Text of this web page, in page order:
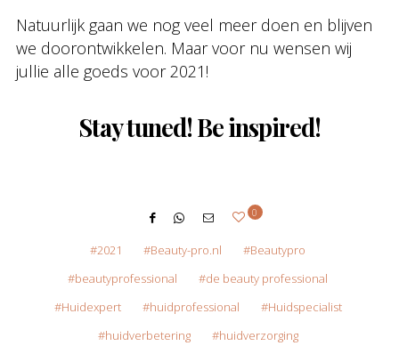
Natuurlijk gaan we nog veel meer doen en blijven
we doorontwikkelen. Maar voor nu wensen wij
jullie alle goeds voor 2021!
Stay tuned! Be inspired!
0
2021 Beauty-pro.nl
Beautypro
beautyprofessional
de beauty professional
Huidexpert
huidprofessional
Huidspecialist
huidverbetering
huidverzorging